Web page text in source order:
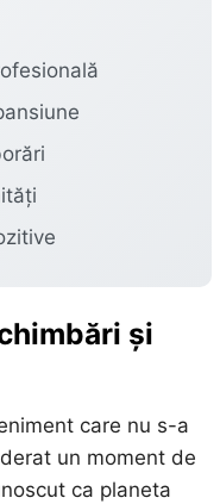
și
care nu s-a
un moment de
ca planeta